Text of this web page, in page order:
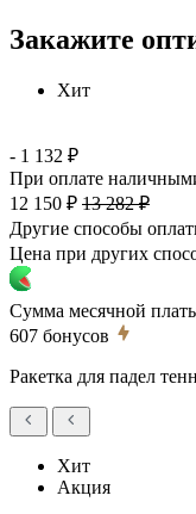
Закажите
Хит
- 1 132 ₽
При оплате
12 150 ₽ 13 282 ₽
Другие способы
Цена при других
Сумма месячной
607 бонусов
Ракетка для падел
Хит
Акция